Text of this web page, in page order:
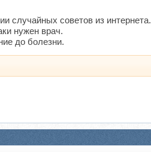
случайных советов из интернета.
нужен врач.
до болезни.